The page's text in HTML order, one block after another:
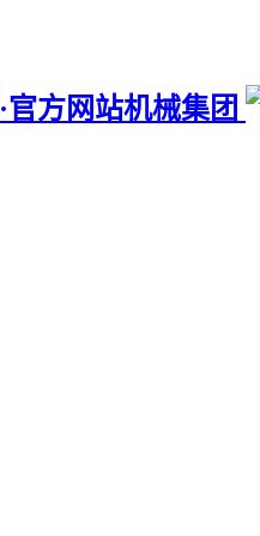
官方网站机械集团